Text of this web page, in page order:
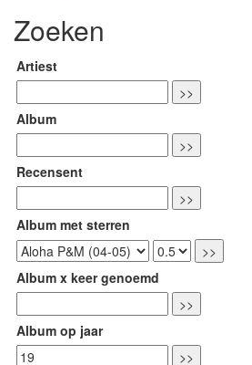
Zoeken
Artiest
Album
Recensent
Album met sterren
Album x keer genoemd
Album op jaar